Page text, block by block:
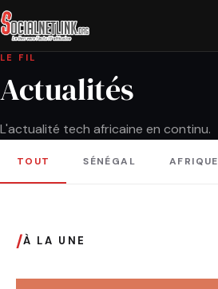
LE FIL
Actualités
L'actualité tech africaine en continu.
TOUT SÉNÉGAL AFRIQUE
/À LA UNE